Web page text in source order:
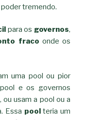
tremendo.
para os governos,
fraco onde os
uma pool ou pior
e os governos
usam a pool ou a
Essa poolteria um